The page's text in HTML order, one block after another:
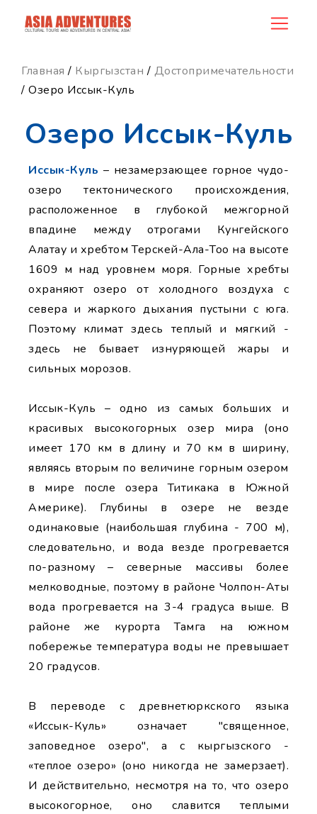
news_id
Главная / Кыргызстан / Достопримечательности
/ Озеро Иссык-Куль
Озеро Иссык-Куль
Иссык-Куль – незамерзающее горное чудо-
озеро тектонического происхождения,
расположенное в глубокой межгорной
впадине между отрогами Кунгейского
Алатау и хребтом Терскей-Ала-Тоо на высоте
1609 м над уровнем моря. Горные хребты
охраняют озеро от холодного воздуха с
севера и жаркого дыхания пустыни с юга.
Поэтому климат здесь теплый и мягкий -
здесь не бывает изнуряющей жары и
сильных морозов.
Иссык-Куль – одно из самых больших и
красивых высокогорных озер мира (оно
имеет 170 км в длину и 70 км в ширину,
являясь вторым по величине горным озером
в мире после озера Титикака в Южной
Америке). Глубины в озере не везде
одинаковые (наибольшая глубина - 700 м),
следовательно, и вода везде прогревается
по-разному – северные массивы более
мелководные, поэтому в районе Чолпон-Аты
вода прогревается на 3-4 градуса выше. В
районе же курорта Тамга на южном
побережье температура воды не превышает
20 градусов.
В переводе с древнетюркского языка
«Иссык-Куль» означает "священное,
заповедное озеро", а с кыргызского -
«теплое озеро» (оно никогда не замерзает).
И действительно, несмотря на то, что озеро
высокогорное, оно славится теплыми